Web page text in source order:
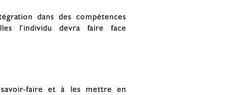
dans des compétences
l’individu devra faire face
savoir-faire et à les mettre en